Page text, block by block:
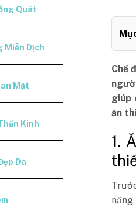
Quát
Miễn Dịch
Mật
Kinh
Da
Chế
giúp
ăn
1.